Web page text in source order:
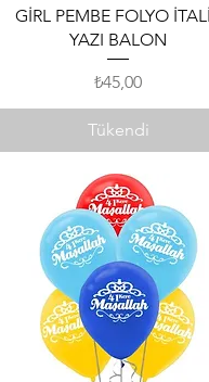
Hızlı Bakış
GİRL PEMBE FOLYO
YAZI BALON
Fiyat
₺45,00
Tükendi